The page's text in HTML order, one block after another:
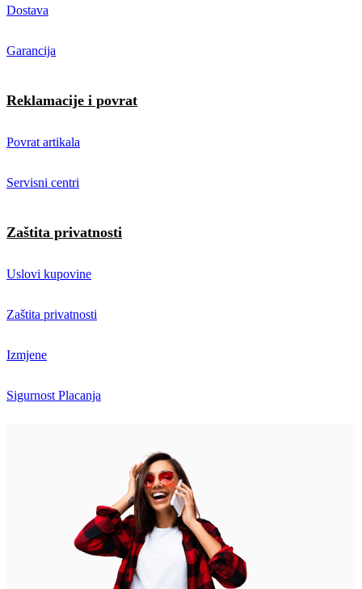
Dostava
Garancija
Reklamacije i povrat
Povrat artikala
Servisni centri
Zaštita privatnosti
Uslovi kupovine
Zaštita privatnosti
Izmjene
Sigurnost Placanja